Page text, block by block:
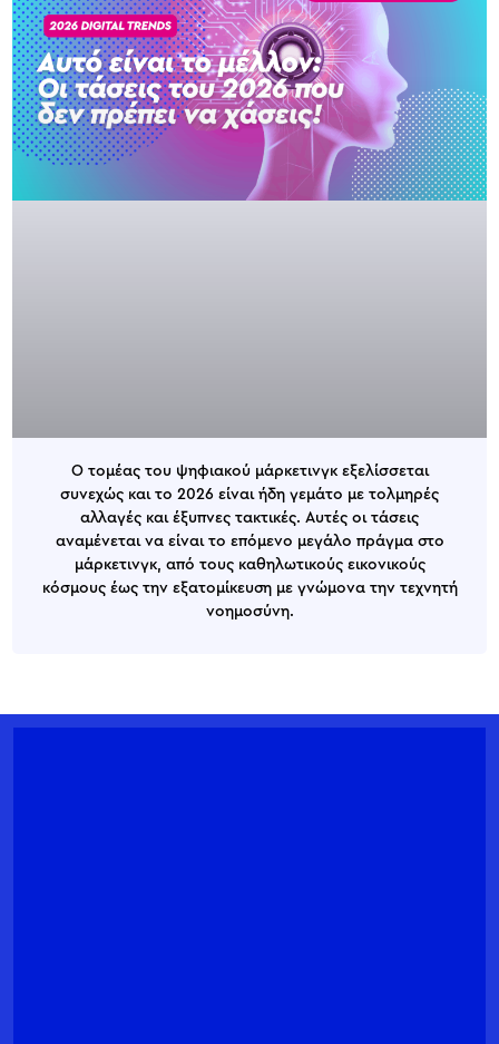
Ο τομέας του ψηφιακού μάρκετινγκ εξελίσσεται
συνεχώς και το 2026 είναι ήδη γεμάτο με τολμηρές
αλλαγές και έξυπνες τακτικές. Αυτές οι τάσεις
αναμένεται να είναι το επόμενο μεγάλο πράγμα στο
μάρκετινγκ, από τους καθηλωτικούς εικονικούς
κόσμους έως την εξατομίκευση με γνώμονα την τεχνητή
νοημοσύνη.